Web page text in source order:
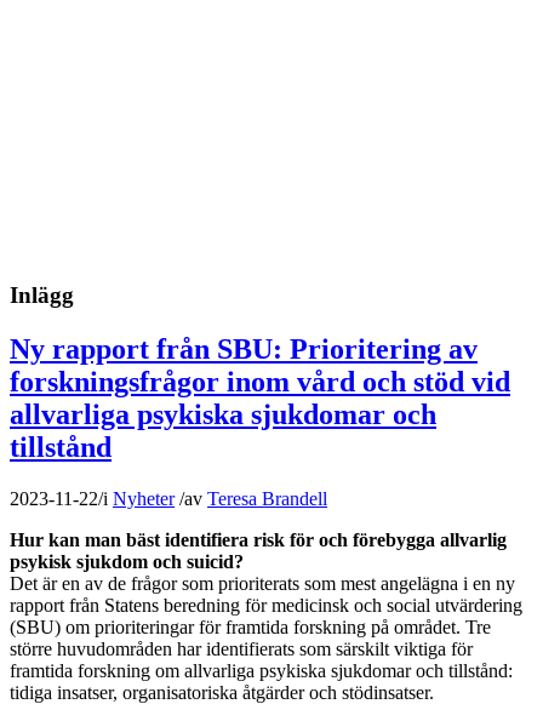
Inlägg
Ny rapport från SBU: Prioritering av
forskningsfrågor inom vård och stöd vid
allvarliga psykiska sjukdomar och
tillstånd
2023-11-22/i Nyheter /av Teresa Brandell
Hur kan man bäst identifiera risk för och förebygga allvarlig
psykisk sjukdom och suicid?
Det är en av de frågor som prioriterats som mest angelägna i en ny
rapport från Statens beredning för medicinsk och social utvärdering
(SBU) om prioriteringar för framtida forskning på området. Tre
större huvudområden har identifierats som särskilt viktiga för
framtida forskning om allvarliga psykiska sjukdomar och tillstånd:
tidiga insatser, organisatoriska åtgärder och stödinsatser.